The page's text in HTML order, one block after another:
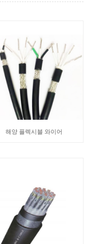
해양 플렉시블 와이어